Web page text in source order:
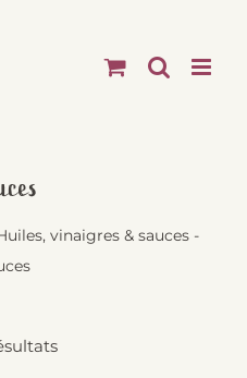
vinaigres & sauces-